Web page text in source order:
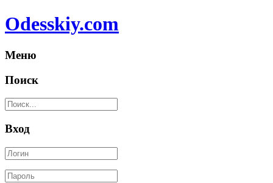
Odesskiy.com
Меню
Поиск
Вход